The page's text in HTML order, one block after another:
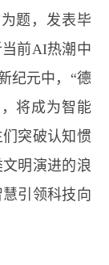
题，发表毕
前AI热潮中
纪元中，“德
将成为智能
突破认知惯
明演进的浪
引领科技向